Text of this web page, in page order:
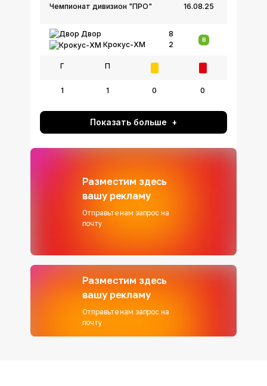
16.08.25
Чемпионат дивизион "ПРО"
Двор
Крокус-ХМ
8
2
В
Г П
1 1 0 0
Показать больше
Разместим здесь
вашу рекламу
Отправьте нам запрос на
почту
Разместим здесь
вашу рекламу
Отправьте нам запрос на
почту